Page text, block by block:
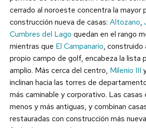
cerrado al noroeste concentra la mayor
construcción nueva de casas: Altozano,
Cumbres del Lago quedan en el rango
mientras que El Campanario, construido
propio campo de golf, encabeza la lista
amplio. Más cerca del centro, Milenio III
inclinan hacia las torres de
más caminable y corporativo. Las casas
menos y más antiguas, y combinan
restauradas con construcción más